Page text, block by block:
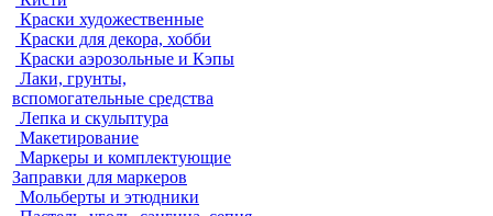
Краски художественные
Краски для декора, хобби
Краски аэрозольные и Кэпы
Лаки, грунты,
вспомогательные средства
Лепка и скульптура
Макетирование
Маркеры и комплектующие
Заправки для маркеров
Мольберты и этюдники